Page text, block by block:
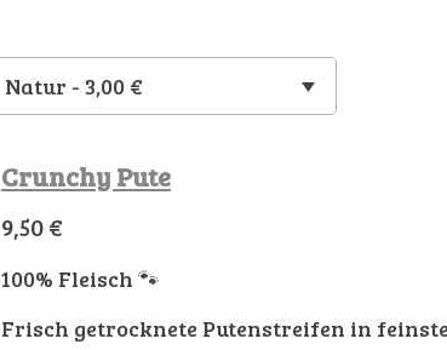
Crunchy Pute
9,50 €
100% Fleisch 🐾
Frisch getrocknete Putenstreifen in